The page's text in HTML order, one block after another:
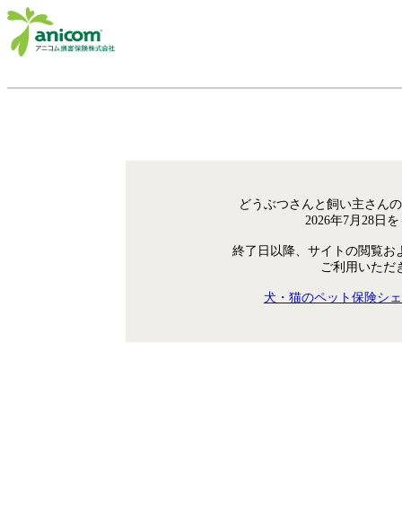
どうぶつさんと飼い主さん
2026年7月28日
終了日以降、サイトの閲覧お
ご利用いただ
犬・猫のペット保険シ